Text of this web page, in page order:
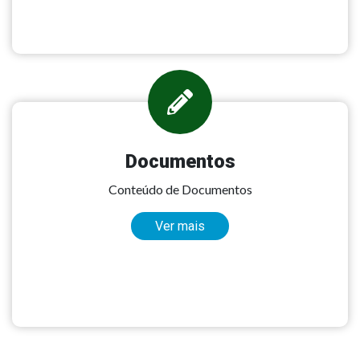
Documentos
Conteúdo de Documentos
Ver mais